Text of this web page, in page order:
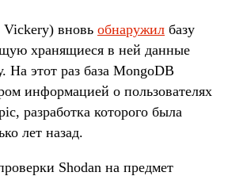
вновь обнаружил базу
хранящиеся в ней данные
этот раз база MongoDB
информацией о пользователях
разработка которого была
лет назад.
Shodan на предмет